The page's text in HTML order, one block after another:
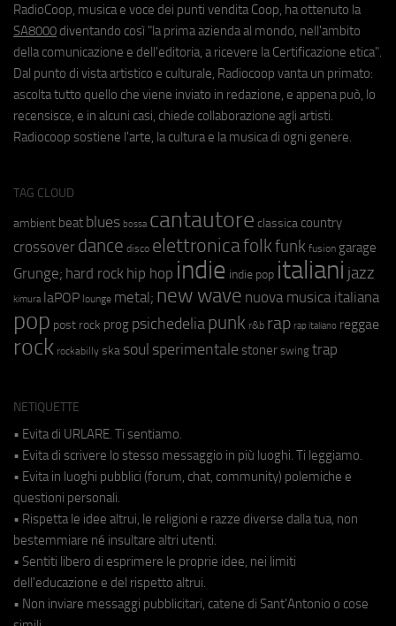
RadioCoop, musica e voce dei punti vendita Coop, ha ottenuto la
SA8000 diventando così "la prima azienda al mondo, nell'ambito
della comunicazione e dell'editoria, a ricevere la Certificazione etica".
Dal punto di vista artistico e culturale, Radiocoop vanta un primato:
ascolta tutto quello che viene inviato in redazione, e appena può, lo
recensisce, e in alcuni casi, chiede collaborazione agli artisti.
Radiocoop sostiene l'arte, la cultura e la musica di ogni genere.
TAG CLOUD
ambient beat blues bossa cantautore classica country
crossover dance disco elettronicafolkfunk fusion garage
Grunge; hard rock hip hop indie indie pop italiani jazz
kimura laPOP lounge metal; new wave nuova musica italiana
pop post rock prog psichedeliapunk r&b rap rap italiano reggae
rock rockabilly ska soul sperimentale stoner swing trap
NETIQUETTE
• Evita di URLARE. Ti sentiamo.
• Evita di scrivere lo stesso messaggio in più luoghi. Ti leggiamo.
• Evita in luoghi pubblici (forum, chat, community) polemiche e
questioni personali.
• Rispetta le idee altrui, le religioni e razze diverse dalla tua, non
bestemmiare né insultare altri utenti.
• Sentiti libero di esprimere le proprie idee, nei limiti
dell'educazione e del rispetto altrui.
• Non inviare messaggi pubblicitari, catene di Sant'Antonio o cose